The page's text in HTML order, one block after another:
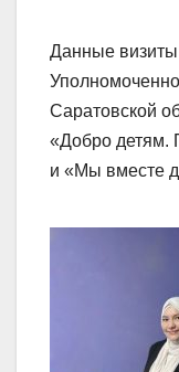
Данные визиты
Саратовской
«Добро детям.
и «Мы вместе